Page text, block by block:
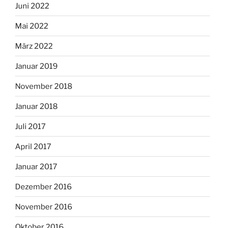
Juni 2022
Mai 2022
März 2022
Januar 2019
November 2018
Januar 2018
Juli 2017
April 2017
Januar 2017
Dezember 2016
November 2016